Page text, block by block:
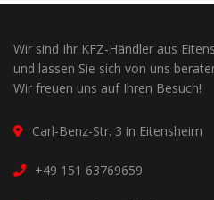
Wir sind Ihr KFZ-Händler aus
und lassen Sie sich von uns
Wir freuen uns auf Ihren Besuch!
Carl-Benz-Str. 3 in Eitensheim
+49 151 63769659